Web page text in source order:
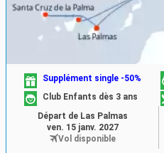
Supplément single -50%
Club Enfants dès 3 ans
Départ de Las Palmas
ven. 15 janv. 2027
Vol disponible